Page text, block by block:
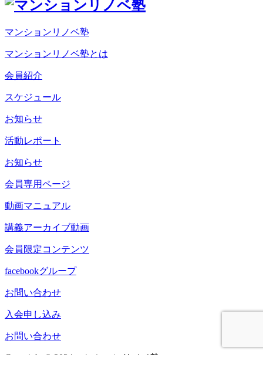
マンションリノベ塾
マンションリノベ塾とは
会員紹介
スケジュール
お知らせ
活動レポート
お知らせ
会員専用ページ
動画マニュアル
講義アーカイブ動画
会員限定コンテンツ
facebookグループ
お問い合わせ
入会申し込み
お問い合わせ
Copyright © 2024 マンションリノベ塾